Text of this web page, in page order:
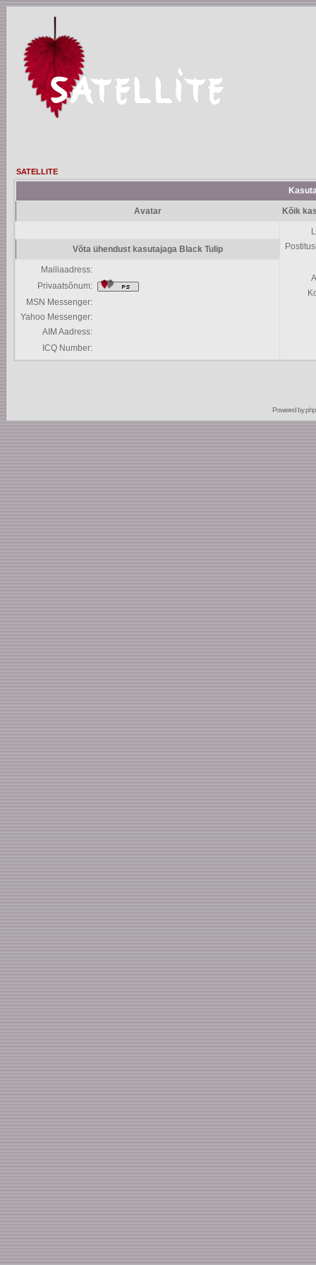
SATELLITE
Avatar Kõik
Võta ühendust kasutajaga Black Tulip
Mailiaadress:
Privaatsõnum:
MSN Messenger:
Yahoo Messenger:
AIM Aadress:
ICQ Number:
Powered by